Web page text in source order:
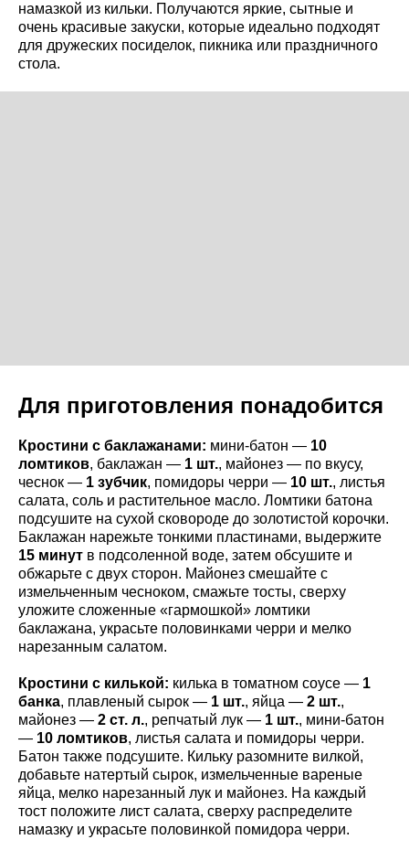
намазкой из кильки. Получаются яркие, сытные и
очень красивые закуски, которые идеально подходят
для дружеских посиделок, пикника или праздничного
стола.
Для приготовления понадобится
Кростини с баклажанами: мини-батон — 10
ломтиков, баклажан — 1 шт., майонез — по вкусу,
чеснок — 1 зубчик, помидоры черри — 10 шт., листья
салата, соль и растительное масло. Ломтики батона
подсушите на сухой сковороде до золотистой корочки.
Баклажан нарежьте тонкими пластинами, выдержите
15 минут в подсоленной воде, затем обсушите и
обжарьте с двух сторон. Майонез смешайте с
измельченным чесноком, смажьте тосты, сверху
уложите сложенные «гармошкой» ломтики
баклажана, украсьте половинками черри и мелко
нарезанным салатом.
Кростини с килькой: килька в томатном соусе — 1
банка, плавленый сырок — 1 шт., яйца — 2 шт.,
майонез — 2 ст. л., репчатый лук — 1 шт., мини-батон
— 10 ломтиков, листья салата и помидоры черри.
Батон также подсушите. Кильку разомните вилкой,
добавьте натертый сырок, измельченные вареные
яйца, мелко нарезанный лук и майонез. На каждый
тост положите лист салата, сверху распределите
намазку и украсьте половинкой помидора черри.